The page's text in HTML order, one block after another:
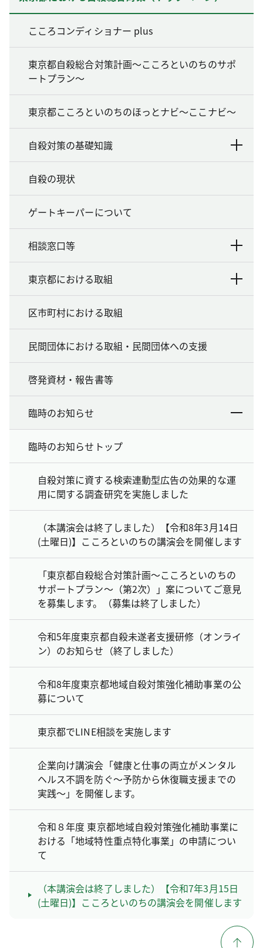
こころコンディショナー plus
東京都自殺総合対策計画～こころといのちのサポ
ートプラン～
東京都こころといのちのほっとナビ～ここナビ～
自殺対策の基礎知識
自殺の現状
ゲートキーパーについて
相談窓口等
東京都における取組
区市町村における取組
民間団体における取組・民間団体への支援
啓発資材・報告書等
臨時のお知らせ
臨時のお知らせトップ
自殺対策に資する検索連動型広告の効果的な運
用に関する調査研究を実施しました
（本講演会は終了しました）【令和8年3月14日
(土曜日)】こころといのちの講演会を開催します
「東京都自殺総合対策計画～こころといのちの
サポートプラン～（第2次）」案についてご意見
を募集します。（募集は終了しました）
令和5年度東京都自殺未遂者支援研修（オンライ
ン）のお知らせ（終了しました）
令和8年度東京都地域自殺対策強化補助事業の公
募について
東京都でLINE相談を実施します
企業向け講演会「健康と仕事の両立がメンタル
ヘルス不調を防ぐ～予防から休復職支援までの
実践～」を開催します。
令和８年度 東京都地域自殺対策強化補助事業に
おける「地域特性重点特化事業」の申請につい
て
（本講演会は終了しました）【令和7年3月15日
(土曜日)】こころといのちの講演会を開催します